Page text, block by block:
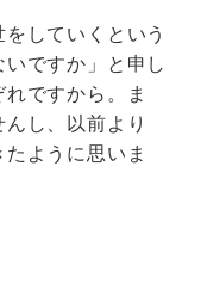
していくという
ですか」と申し
ですから。ま
し、以前より
ように思いま